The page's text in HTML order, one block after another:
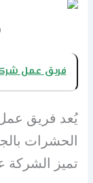
فريق عمل
يُعد فريق
الحشرات
تميز الشركة